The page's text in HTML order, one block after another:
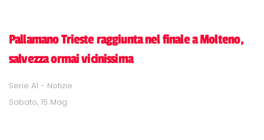
Pallamano Trieste raggiunta nel finale a Molteno,
salvezza ormai vicinissima
Serie A1 - Notizie
Sabato, 15 Mag